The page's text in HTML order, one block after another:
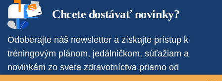
Chcete dostávať novinky?
Odoberajte náš newsletter a získajte prístup k
tréningovým plánom, jedálničkom, súťažiam a
novinkám zo sveta zdravotníctva priamo od